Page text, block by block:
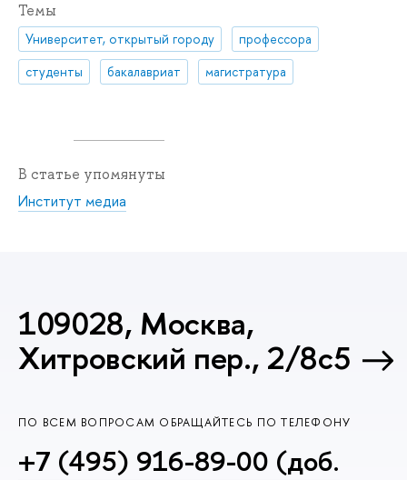
Темы
Университет, открытый городу
профессора
студенты
бакалавриат магистратура
В статье упомянуты
Институт медиа
109028, Москва,
Хитровский пер., 2/8с5
ПО ВСЕМ ВОПРОСАМ ОБРАЩАЙТЕСЬ ПО ТЕЛЕФОНУ
+7 (495) 916-89-00 (доб.